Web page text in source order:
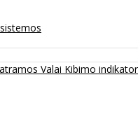
Valai Kibimo